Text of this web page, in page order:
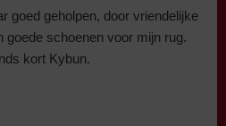
goed geholpen, door vriendelijke
goede schoenen voor mijn rug.
kort Kybun.